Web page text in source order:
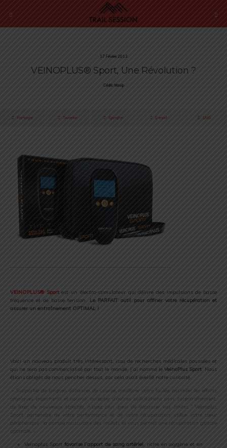
17 Février 2013
VEINOPLUS® Sport, Une Révolution ?
Cédric Masip
Partager Tweeter Épingler E-mail SMS
VEINOPLUS® Sportest un électro-stimulateur qui délivre des impulsions de basse
fréquence et de basse tension. Le PARFAIT outil pour affiner votre récupération et
assurer un entraînement OPTIMAL !
Voici un nouveau produit très intéressant, issu de recherches médicales poussées et
qui ne sera pas commercialisé par tout le monde, j’ai nommé le VeinoPlus Sport. Nous
étions obligés de nous pencher dessus, car cela avait éveillé notre curiosité.
« Supporter de longues distances de course, améliorer votre foulée, assimiler les efforts
physiques importants et pouvoir accepter d’autres sollicitations sans surentraînement,
de fixer de nouveaux objectifs, n’ayez plus peur de dépasser vos limites ! Veinoplus
Sport, partenaire de votre performance et de votre récupération, utilise votre cœur
périphérique : la pompe musculaire des mollets et vous permet une récupération globale
optimale. »
Veinoplus Sport favorise l’apport de sang artériel, riche en oxygène et en